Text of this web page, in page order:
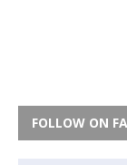
FOLLOW ON